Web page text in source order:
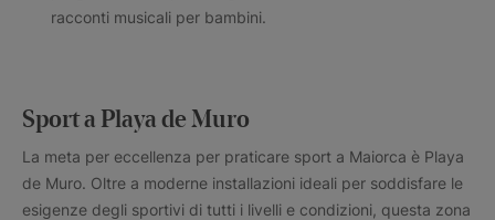
racconti musicali per bambini.
Sport a Playa de Muro
La meta per eccellenza per praticare sport a Maiorca è Playa
de Muro. Oltre a moderne installazioni ideali per soddisfare le
esigenze degli sportivi di tutti i livelli e condizioni, questa zona